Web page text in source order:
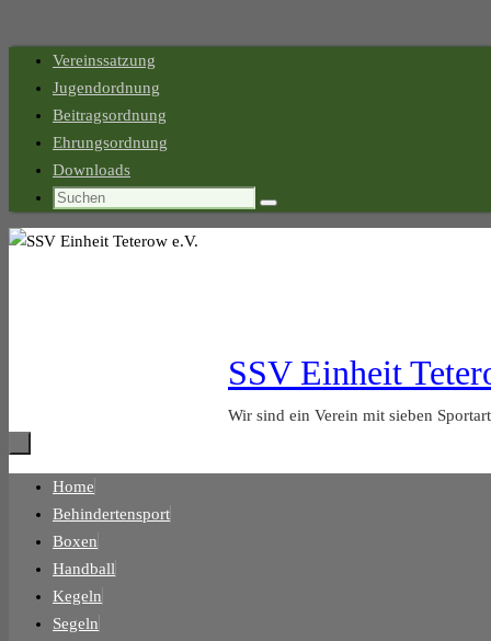
Zum
springen
Vereinssatzung
Jugendordnung
Beitragsordnung
Ehrungsordnung
Downloads
Suchen
Suchen
SSV Einheit
Wir sind ein Verein mit sieben
Zum
Inhalt
springen
Home
Behindertensport
Boxen
Handball
Kegeln
Segeln